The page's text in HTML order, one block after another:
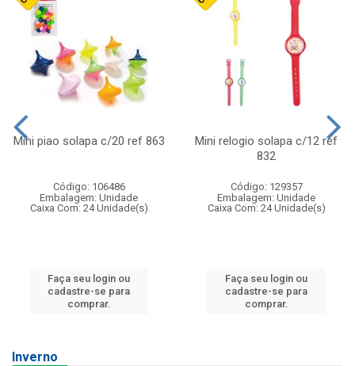
Mini piao solapa c/20 ref 863
Código: 106486
Embalagem: Unidade
Caixa Com: 24 Unidade(s)
Faça seu login ou
cadastre-se para
comprar.
Mini relogio solapa c/12 ref
832
Código: 129357
Embalagem: Unidade
Caixa Com: 24 Unidade(s)
Faça seu login ou
cadastre-se para
comprar.
Inverno